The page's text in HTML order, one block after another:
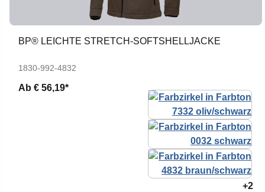
BP® LEICHTE STRETCH-SOFTSHELLJACKE
1830-992-4832
Ab € 56,19*
+2